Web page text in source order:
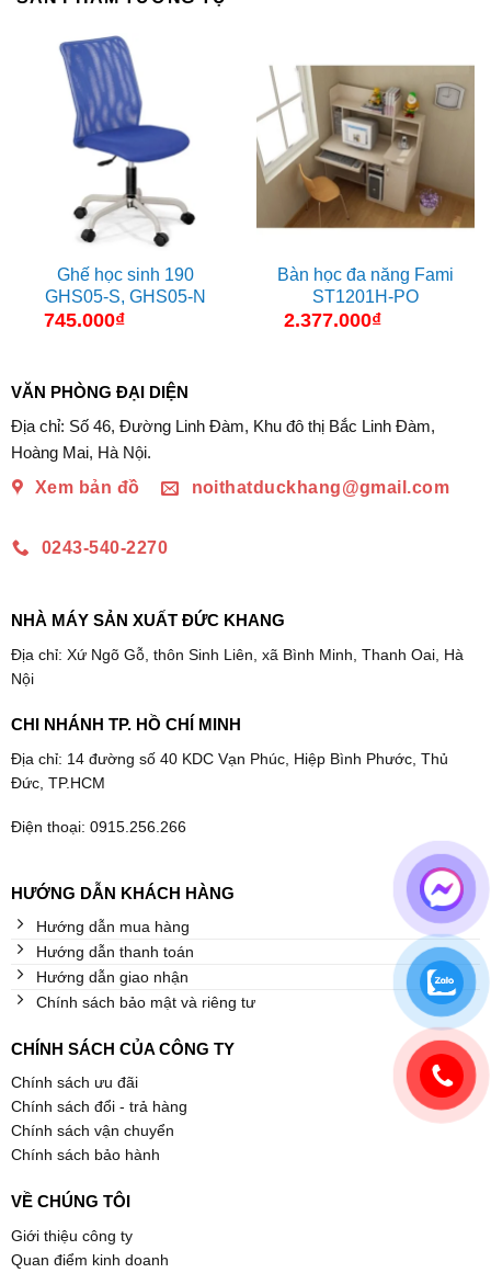
Ghế học sinh 190
GHS05-S, GHS05-N
745.000₫
Bàn học đa năng Fami
ST1201H-PO
2.377.000₫
VĂN PHÒNG ĐẠI DIỆN
Địa chỉ: Số 46, Đường Linh Đàm, Khu đô thị Bắc Linh Đàm,
Hoàng Mai, Hà Nội.
Xem bản đồ
noithatduckhang@gmail.com
0243-540-2270
NHÀ MÁY SẢN XUẤT ĐỨC KHANG
Địa chỉ: Xứ Ngõ Gỗ, thôn Sinh Liên, xã Bình Minh, Thanh Oai, Hà
Nội
CHI NHÁNH TP. HỒ CHÍ MINH
Địa chỉ: 14 đường số 40 KDC Vạn Phúc, Hiệp Bình Phước, Thủ
Đức, TP.HCM
Điện thoại: 0915.256.266
HƯỚNG DẪN KHÁCH HÀNG
Hướng dẫn mua hàng
Hướng dẫn thanh toán
Hướng dẫn giao nhận
Chính sách bảo mật và riêng tư
CHÍNH SÁCH CỦA CÔNG TY
Chính sách ưu đãi
Chính sách đổi - trả hàng
Chính sách vận chuyển
Chính sách bảo hành
VỀ CHÚNG TÔI
Giới thiệu công ty
Quan điểm kinh doanh